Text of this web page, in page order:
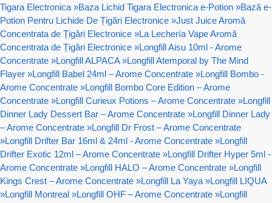
Tigara Electronica »Baza Lichid Tigara Electronica e-Potion »Bază e-
Potion Pentru Lichide De Țigări Electronice »Just Juice Aromă
Concentrata de Țigări Electronice »La Lechería Vape Aromă
Concentrata de Țigări Electronice »Longfill Aisu 10ml - Arome
Concentrate »Longfill ALPACA »Longfill Atemporal by The Mind
Flayer »Longfill Babel 24ml – Arome Concentrate »Longfill Bombo -
Arome Concentrate »Longfill Bombo Core Edition – Arome
Concentrate »Longfill Curieux Potions – Arome Concentrate »Longfill
Dinner Lady Dessert Bar – Arome Concentrate »Longfill Dinner Lady
– Arome Concentrate »Longfill Dr Frost – Arome Concentrate
»Longfill Drifter Bar 16ml & 24ml - Arome Concentrate »Longfill
Drifter Exotic 12ml – Arome Concentrate »Longfill Drifter Hyper 5ml -
Arome Concentrate »Longfill HALO – Arome Concentrate »Longfill
Kings Crest – Arome Concentrate »Longfill La Yaya »Longfill LIQUA
»Longfill Montreal »Longfill OHF – Arome Concentrate »Longfill